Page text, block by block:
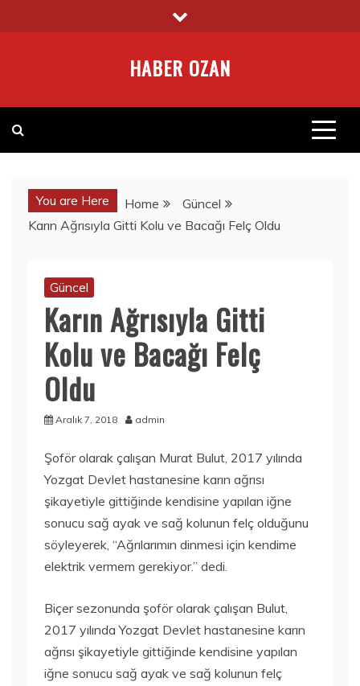
to
HABER OZAN
You are Here Home
Güncel
Karın Ağrısıyla Gitti Kolu ve Bacağı Felç Oldu
Güncel
Karın Ağrısıyla Gitti
Kolu ve Bacağı Felç
Oldu
Aralık 7, 2018 admin
Şoför olarak çalışan Murat Bulut, 2017 yılında
Yozgat Devlet hastanesine karın ağrısı
şikayetiyle gittiğinde kendisine yapılan iğne
sonucu sağ ayak ve sağ kolunun felç olduğunu
söyleyerek, “Ağrılarımın dinmesi için kendime
elektrik vermem gerekiyor.” dedi.
Biçer sezonunda şoför olarak çalışan Bulut,
2017 yılında Yozgat Devlet hastanesine karın
ağrısı şikayetiyle gittiğinde kendisine yapılan
iğne sonucu sağ ayak ve sağ kolunun felç